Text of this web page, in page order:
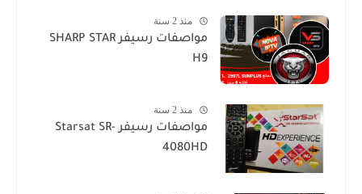
منذ 2 سنة
مواصفات رسيفر SHARP STAR
H9
منذ 2 سنة
مواصفات رسيفر Starsat SR-
4080HD